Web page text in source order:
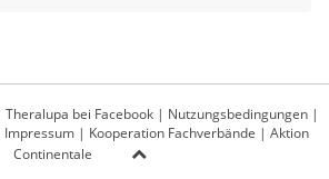
Theralupa bei Facebook | Nutzungsbedingungen |
Impressum| Kooperation Fachverbände | Aktion
Continentale